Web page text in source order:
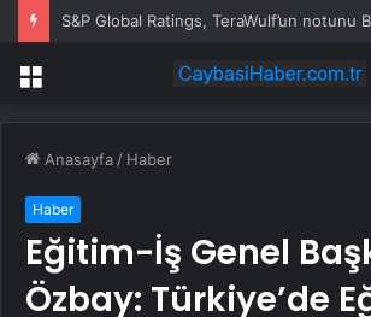
Menü
Anasayfa / Haber
Haber
Eğitim-İş Genel
Özbay: Türkiye’de